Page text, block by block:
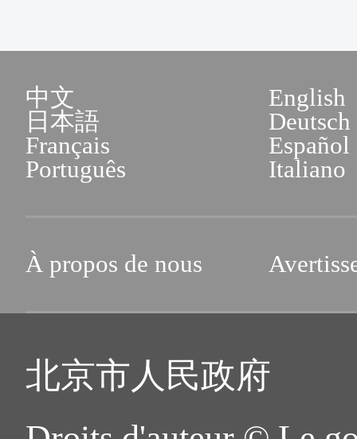
中文
English
日本語
Deutsch
Français
Español
Português
Italiano
À propos de nous
北京市人民政府